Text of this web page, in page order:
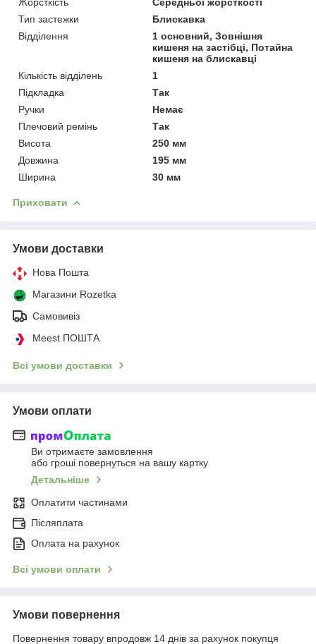
Тип застежки
Блискавка
Відділення
1 основний, Зовнішня
кишеня на застібці, Потайна
кишеня на блискавці
Кількість відділень
1
Підкладка
Так
Ручки
Немає
Плечовий ремінь
Так
Висота
250 мм
Довжина
195 мм
Ширина
30 мм
Приховати
Умови доставки
Нова Пошта
Магазини Rozetka
Самовивіз
Meest ПОШТА
Всі умови доставки
Умови оплати
Ви отримаєте замовлення
або гроші повернуться на вашу картку
Детальніше
Оплатити частинами
Післяплата
Оплата на рахунок
Всі умови оплати
Умови повернення
Повернення товару впродовж 14 днів за рахунок покупця